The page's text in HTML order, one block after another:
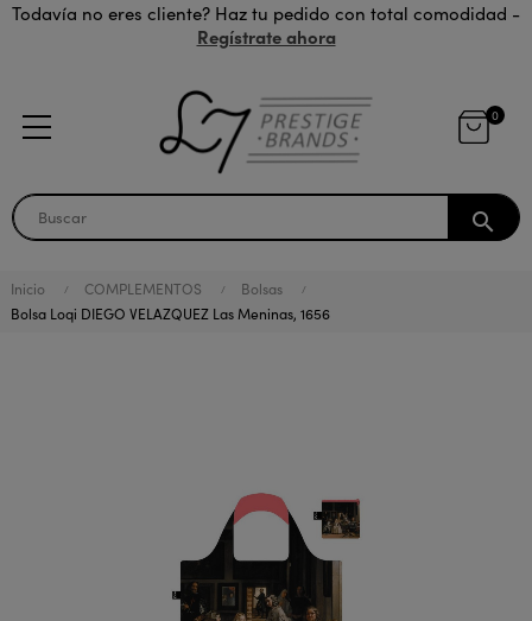
Todavía no eres cliente? Haz tu pedido con total comodidad -
Regístrate ahora
0
search
Inicio COMPLEMENTOS
Bolsas
Bolsa Loqi DIEGO VELAZQUEZ Las Meninas, 1656